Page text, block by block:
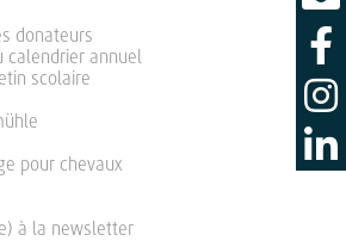
donateurs
calendrier annuel
scolaire
pour chevaux
à la newsletter